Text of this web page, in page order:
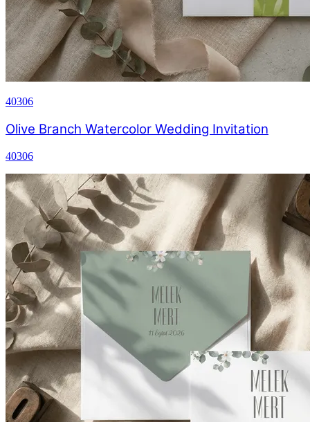
40306
Olive Branch Watercolor Wedding Invitation
40306